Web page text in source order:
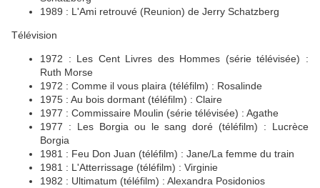
1989 : L'Ami retrouvé (Reunion) de Jerry Schatzberg
Télévision
1972 : Les Cent Livres des Hommes (série télévisée) :
Ruth Morse
1972 : Comme il vous plaira (téléfilm) : Rosalinde
1975 : Au bois dormant (téléfilm) : Claire
1977 : Commissaire Moulin (série télévisée) : Agathe
1977 : Les Borgia ou le sang doré (téléfilm) : Lucrèce
Borgia
1981 : Feu Don Juan (téléfilm) : Jane/La femme du train
1981 : L'Atterrissage (téléfilm) : Virginie
1982 : Ultimatum (téléfilm) : Alexandra Posidonios